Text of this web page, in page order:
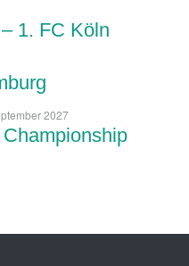
1. FC Köln
2027